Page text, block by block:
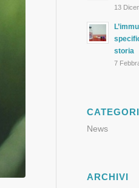
13
storia
7
News
ARCHIVI